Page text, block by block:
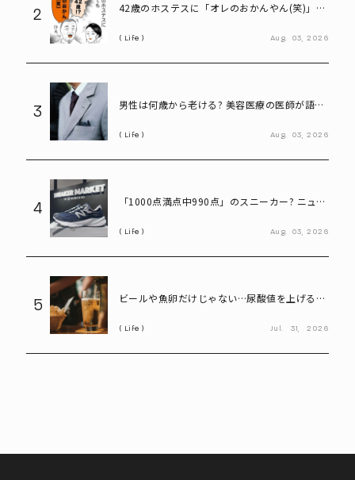
2
42歳のホステスに「オレのおかんやん(笑)」と
Life Aug. 03, 2026
3
男性は何歳から老ける? 美容医療の医師が語る
Life Aug. 03, 2026
4
「1000点満点中990点」のスニーカー? ニュー
Life Aug. 03, 2026
5
ビールや魚卵だけじゃない…尿酸値を上げる
Life Jul. 31, 2026